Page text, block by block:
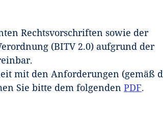
Rechtsvorschriften sowie der
(BITV 2.0) aufgrund der
mit den Anforderungen (gemäß
Sie bitte dem folgenden PDF.